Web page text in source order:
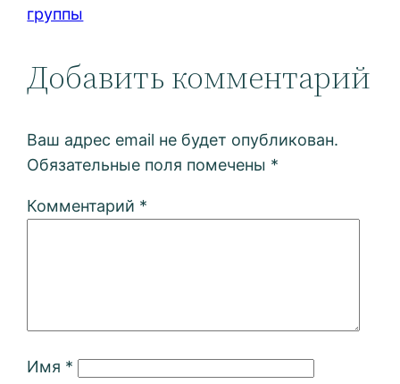
группы
Добавить комментарий
Ваш адрес email не будет опубликован.
Обязательные поля помечены *
Комментарий *
Имя *